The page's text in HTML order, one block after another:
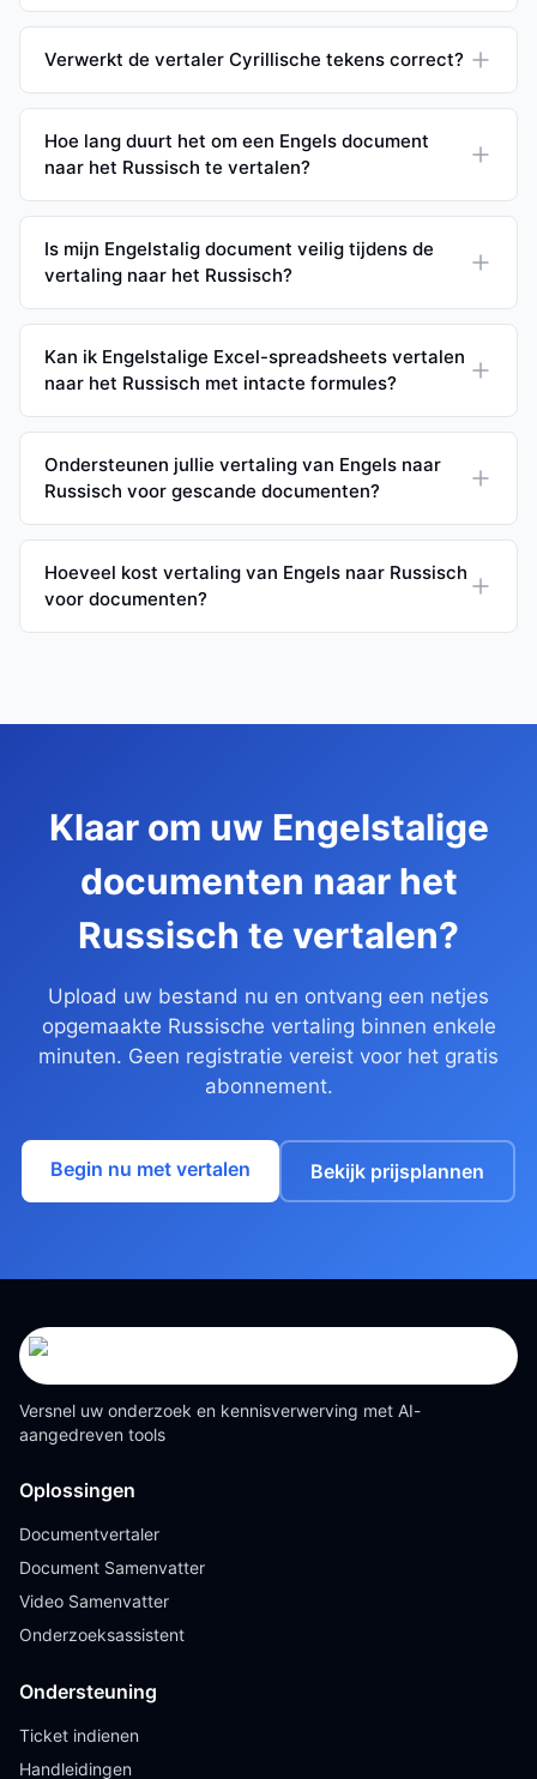
Verwerkt de vertaler Cyrillische tekens correct?
Hoe lang duurt het om een Engels document
naar het Russisch te vertalen?
Is mijn Engelstalig document veilig tijdens de
vertaling naar het Russisch?
Kan ik Engelstalige Excel-spreadsheets vertalen
naar het Russisch met intacte formules?
Ondersteunen jullie vertaling van Engels naar
Russisch voor gescande documenten?
Hoeveel kost vertaling van Engels naar Russisch
voor documenten?
Klaar om uw Engelstalige
documenten naar het
Russisch te vertalen?
Upload uw bestand nu en ontvang een netjes
opgemaakte Russische vertaling binnen enkele
minuten. Geen registratie vereist voor het gratis
abonnement.
Begin nu met vertalen Bekijk prijsplannen
Versnel uw onderzoek en kennisverwerving met AI-
aangedreven tools
Oplossingen
Documentvertaler
Document Samenvatter
Video Samenvatter
Onderzoeksassistent
Ondersteuning
Ticket indienen
Handleidingen